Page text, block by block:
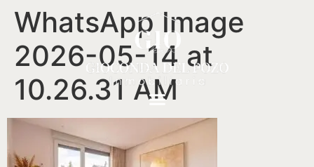
WhatsApp Image
2026-05-14 at
10.26.31 AM